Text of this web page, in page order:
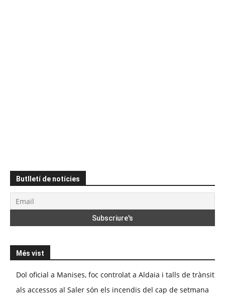
Butlletí de notícies
Més vist
Dol oficial a Manises, foc controlat a Aldaia i talls de trànsit
als accessos al Saler són els incendis del cap de setmana